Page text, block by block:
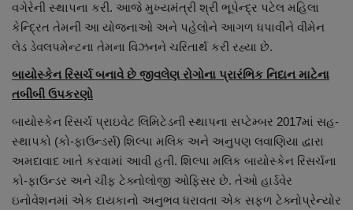
વગેરેની સ્થાપના કરી. આજે મુખ્યમંત્રી શ્રી ભૂપેન્દ્ર પટેલ મહિલા
કેન્દ્રિત તેમની આ યોજનાઓ અને પહેલોને આગળ ધપાવીને વીમેન
લેડ ડેવલપમેન્ટના તેમના વિઝનને ચરિતાર્થ કરી રહ્યા છે.
બાયોસ્કેન રિસર્ચ બનાવે છે જીવલેણ રોગોના પ્રારંભિક નિદાન માટેના
તબીબી ઉપકરણો
બાયોસ્કેન રિસર્ચ પ્રાઇવેટ લિમિટેડની સ્થાપના સપ્ટેમ્બર 2017માં સહ-
સ્થાપકો (કો-ફાઉન્ડર્સ) શિલ્પા મલિક અને અનુપણ લવાણિયા દ્વારા
અમદાવાદ ખાતે કરવામાં આવી હતી. શિલ્પા મલિક બાયોસ્કેન રિસર્ચના
કો-ફાઉન્ડર અને ચીફ ટેક્નોલોજી ઓફિસર છે. તેઓ હાર્ડવેર
ઇનોવેશનમાં એક દાયકાનો અનુભવ ધરાવતા એક સફળ ટેક્નોપ્રેન્યોર